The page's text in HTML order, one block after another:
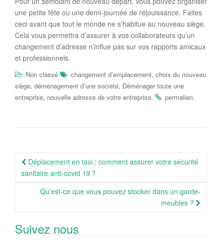
une petite fête ou une demi-journée de réjouissance. Faites
ceci avant que tout le monde ne s’habitue au nouveau siège.
Cela vous permettra d’assurer à vos collaborateurs qu’un
changement d’adresse n’influe pas sur vos rapports amicaux
et professionnels.
Non classé changement d’emplacement, choix du nouveau
siège, déménagement d’une société, Déménager toute une
entreprise, nouvelle adresse de votre entreprise. permalien.
Navigation
Article
Déplacement en taxi : comment assurer votre sécurité
sanitaire anti-covid 19 ?
Qu’est-ce que vous pouvez stocker dans un garde-
meubles ?
Suivez nous